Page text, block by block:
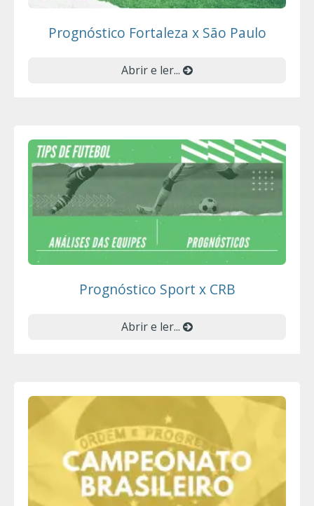
Prognóstico Fortaleza x São Paulo
Abrir e ler...
Prognóstico Sport x CRB
Abrir e ler...